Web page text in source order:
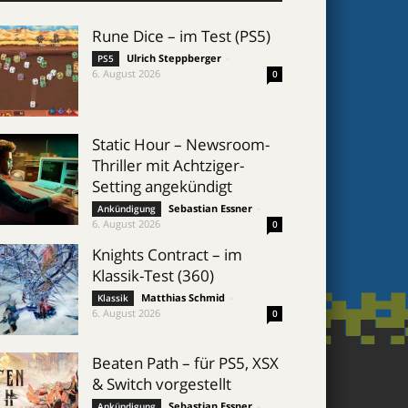
Rune Dice – im Test (PS5)
PS5 Ulrich Steppberger
6. August 2026
0
Static Hour – Newsroom-
Thriller mit Achtziger-
Setting angekündigt
Ankündigung Sebastian Essner
6. August 2026
0
Knights Contract – im
Klassik-Test (360)
Klassik Matthias Schmid
6. August 2026
0
Beaten Path – für PS5, XSX
& Switch vorgestellt